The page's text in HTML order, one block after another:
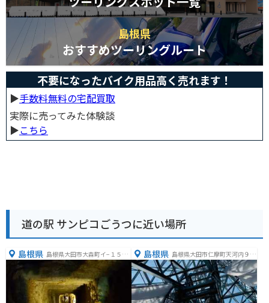
島根県
おすすめツーリングルート
不要になったバイク用品高く売れます！
▶︎手数料無料の宅配買取
実際に売ってみた体験談
▶︎こちら
道の駅 サンピコごうつに近い場所
島根県 島根県大田市大森町イ−１５９
島根県 島根県大田市仁摩町天河内９７
５